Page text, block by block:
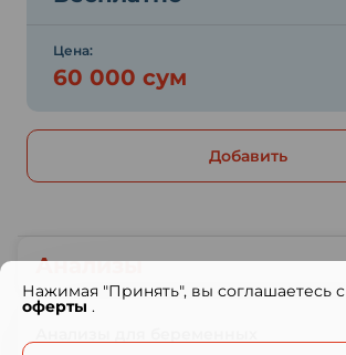
Анализы
Цена:
60 000 сум
Добавить
Нажимая "Принять", вы соглашаетесь с
оферты .